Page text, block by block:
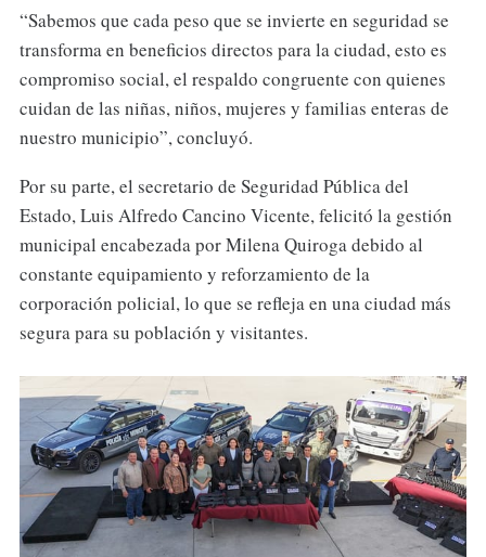
“Sabemos que cada peso que se invierte en seguridad se
transforma en beneficios directos para la ciudad, esto es
compromiso social, el respaldo congruente con quienes
cuidan de las niñas, niños, mujeres y familias enteras de
nuestro municipio”, concluyó.
Por su parte, el secretario de Seguridad Pública del
Estado, Luis Alfredo Cancino Vicente, felicitó la gestión
municipal encabezada por Milena Quiroga debido al
constante equipamiento y reforzamiento de la
corporación policial, lo que se refleja en una ciudad más
segura para su población y visitantes.